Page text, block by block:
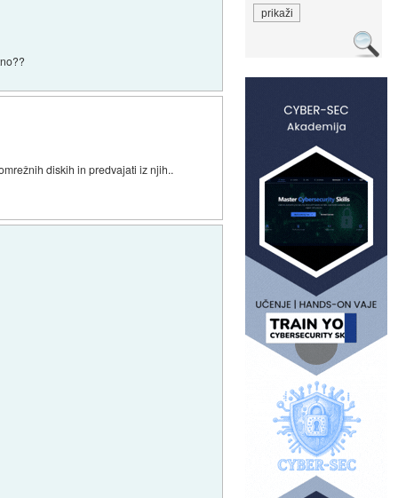
diskih in predvajati iz njih..